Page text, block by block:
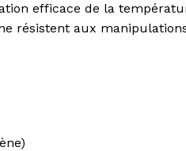
efficace de la
résistent aux